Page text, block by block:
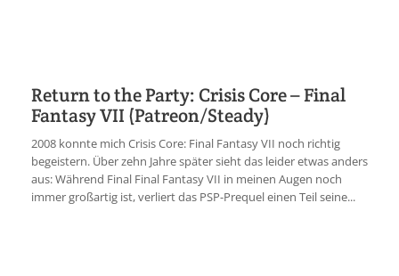
Return to the Party: Crisis Core – Final
Fantasy VII (Patreon/Steady)
2008 konnte mich Crisis Core: Final Fantasy VII noch richtig
begeistern. Über zehn Jahre später sieht das leider etwas anders
aus: Während Final Final Fantasy VII in meinen Augen noch
immer großartig ist, verliert das PSP-Prequel einen Teil seine...